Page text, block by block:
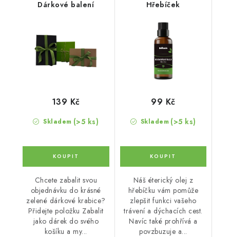
Dárkové balení
Skladem (>5 ks)
139 Kč
Chcete zabalit svou
objednávku do krásné
zelené dárkové krabice?
Přidejte položku Zabalit
jako dárek do svého
košíku a my...
Hřebíček
Skladem (>5 ks)
99 Kč
Náš éterický olej z
hřebíčku vám pomůže
zlepšit funkci vašeho
trávení a dýchacích cest.
Navíc také prohřívá a
povzbuzuje a...